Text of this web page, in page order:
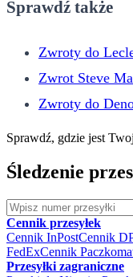
Sprawdź także
Zwroty do
Zwrot Steve
Zwroty do
Sprawdź, gdzie jest
Śledzenie
Cennik przesyłek
Cennik InPostCennik
FedExCennik
Przesyłki zagraniczne